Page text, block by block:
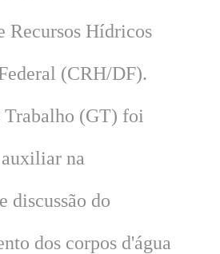
Recursos Hídricos
(CRH/DF).
Trabalho (GT) foi
na
discussão do
dos corpos d'água